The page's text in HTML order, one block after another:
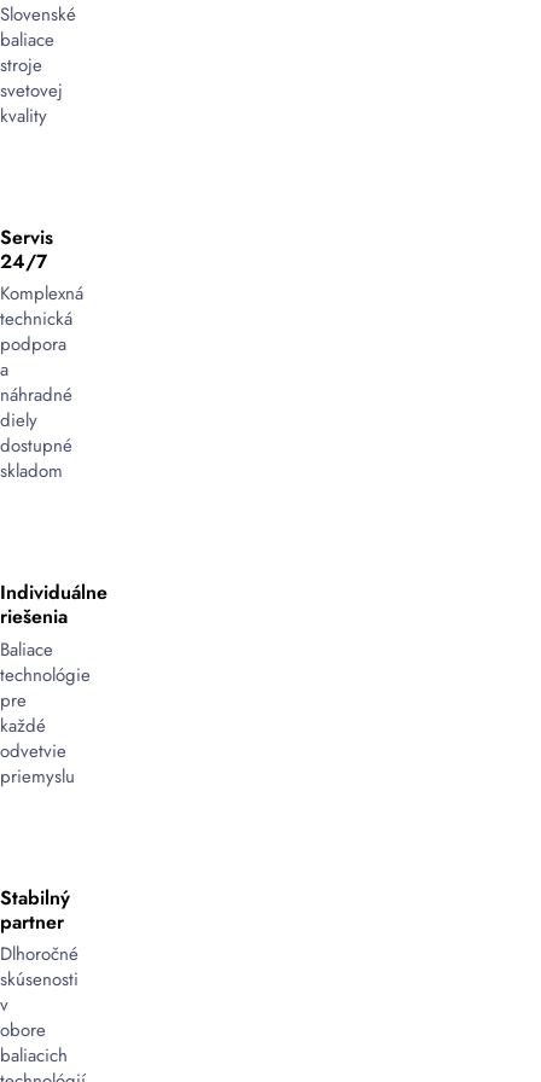
pevné
a
bezpečné
spojenie
pásky
tovaru,
paliet
alebo
oceľových
výrobkov.
Sú
navrhnuté
tak,
aby
odolali
extrémnemu
maximálnu
stabilitu
nákladu
pri
transporte
alebo
skladovaní.
Ponúkame
rozmeroch
a
prevedeniach
–
zubové,
uzatváracie
alebo
Slovenské
baliace
stroje
svetovej
kvality
Servis
24/7
Komplexná
technická
podpora
a
náhradné
diely
dostupné
skladom
Individuálne
riešenia
Baliace
technológie
pre
každé
odvetvie
priemyslu
Stabilný
partner
Dlhoročné
skúsenosti
v
obore
baliacich